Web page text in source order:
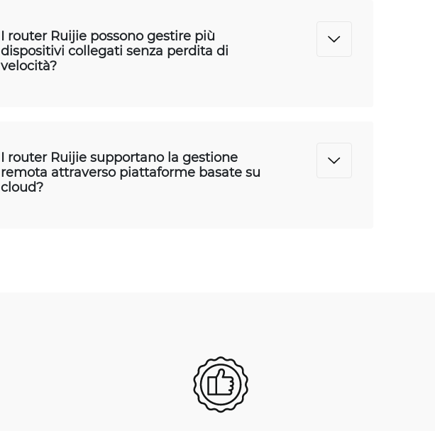
I router Ruijie possono gestire più
dispositivi collegati senza perdita di
velocità?
I router Ruijie supportano la gestione
remota attraverso piattaforme basate su
cloud?